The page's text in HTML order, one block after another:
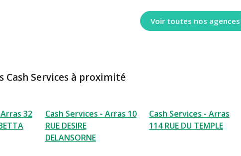
Voir toutes nos agences
Cash Services à proximité
32
Cash Services - Arras 10
RUE DESIRE
DELANSORNE
Cash Services - Arras
114 RUE DU TEMPLE